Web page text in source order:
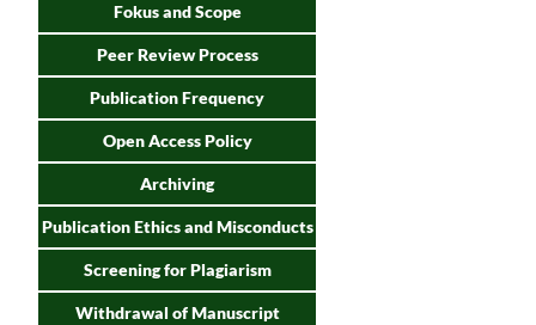
Fokus and Scope
Peer Review Process
Publication Frequency
Open Access Policy
Archiving
Publication Ethics and Misconducts
Screening for Plagiarism
Withdrawal of Manuscript